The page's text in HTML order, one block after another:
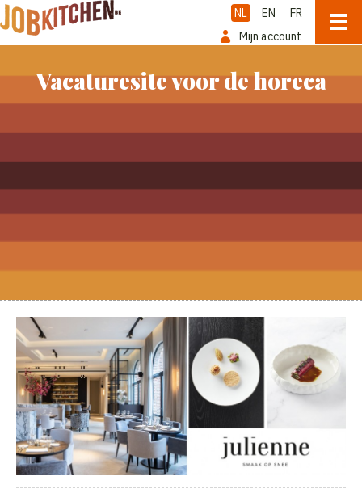
NL EN
FR
Mijn account
Vacaturesite voor de horeca